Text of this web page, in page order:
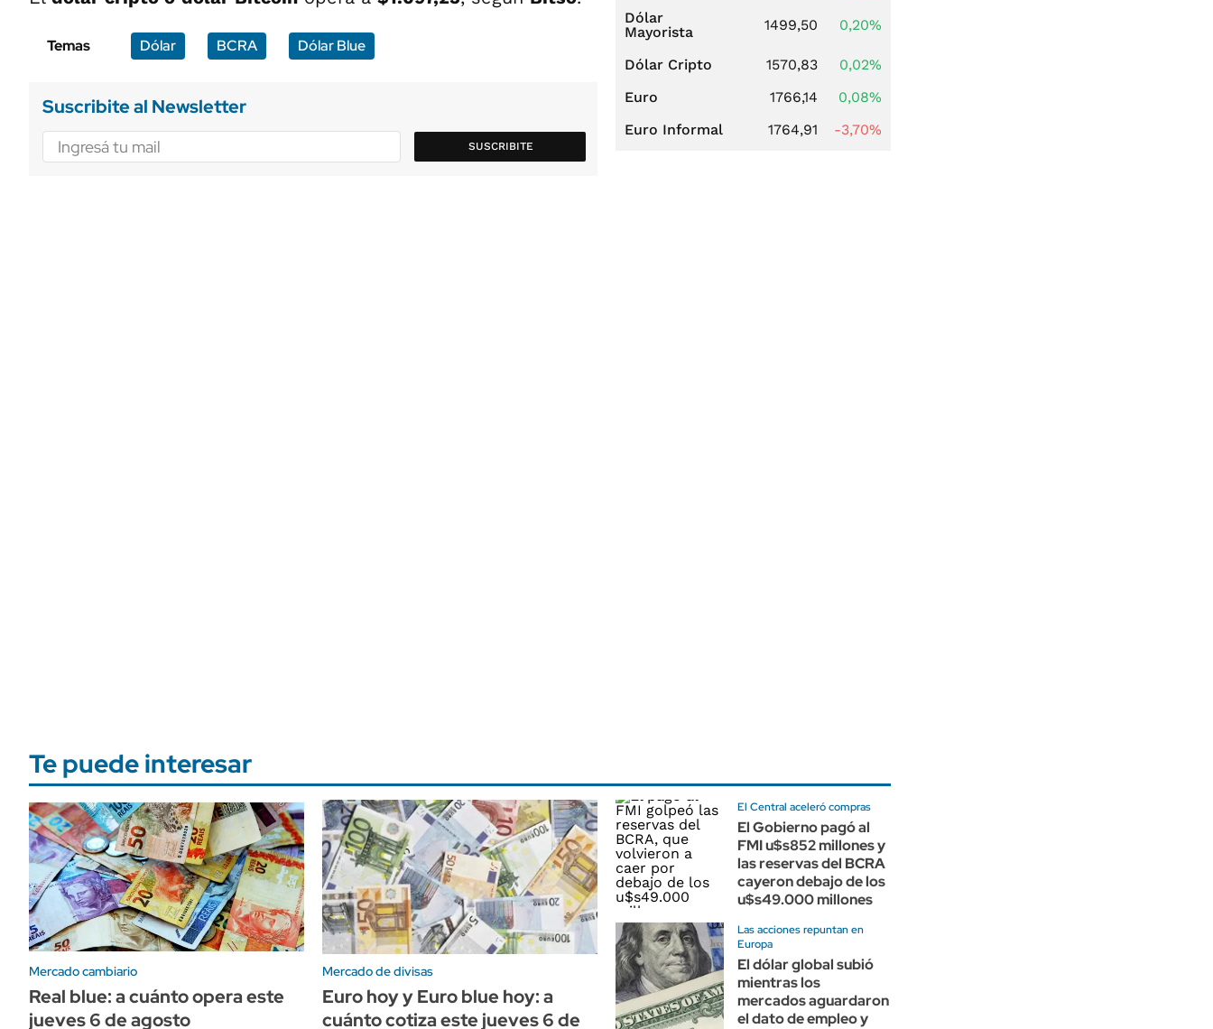
Temas Dólar BCRA Dólar Blue
Suscribite al Newsletter
SUSCRIBITE
Dólar
Mayorista
1499,50 0,20%
Dólar Cripto 1570,83
0,02%
Euro
1766,14
0,08%
Euro Informal
1764,91 -3,70%
Te puede interesar
Mercado cambiario
Real blue: a cuánto opera este
jueves 6 de agosto
Mercado de divisas
Euro hoy y Euro blue hoy: a
cuánto cotiza este jueves 6 de
El Central aceleró compras
El Gobierno pagó al
FMI u$s852 millones y
las reservas del BCRA
cayeron debajo de los
u$s49.000 millones
Las acciones repuntan en
Europa
El dólar global subió
mientras los
mercados aguardaron
el dato de empleo y